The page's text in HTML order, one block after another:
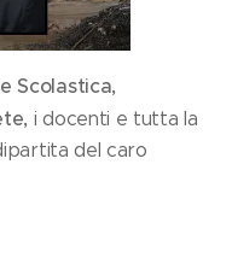
Scolastica,
i docenti e tutta la
del caro